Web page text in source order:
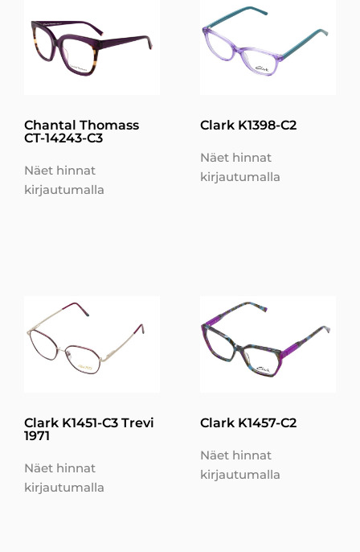
Chantal Thomass
CT-14243-C3
Näet hinnat
kirjautumalla
Clark K1398-C2
Näet hinnat
kirjautumalla
Clark K1451-C3 Trevi
1971
Näet hinnat
kirjautumalla
Clark K1457-C2
Näet hinnat
kirjautumalla